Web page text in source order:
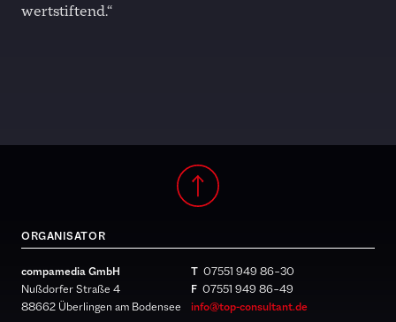
wertstiftend.“
ORGANISATOR
compamedia GmbH
Nußdorfer Straße 4
88662 Überlingen am Bodensee
T 07551 949 86 – 30
F 07551 949 86 – 49
info@top-consultant.de